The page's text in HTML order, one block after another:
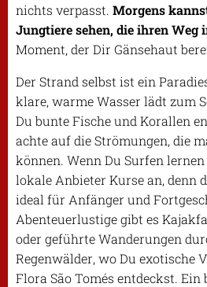
nichts verpasst. Morgens
Jungtiere sehen, die ihren Weg
Moment, der Dir Gänsehaut
Der Strand selbst ist ein
klare, warme Wasser lädt zum
Du bunte Fische und Korallen
achte auf die Strömungen, die
können. Wenn Du Surfen
lokale Anbieter Kurse an, denn
ideal für Anfänger und
Abenteuerlustige gibt es
oder geführte Wanderungen
Regenwälder, wo Du exotische
Flora São Tomés entdeckst. Ein